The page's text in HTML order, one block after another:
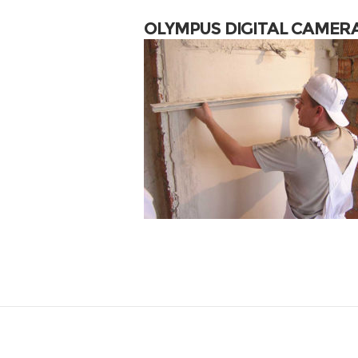
OLYMPUS DIGITAL